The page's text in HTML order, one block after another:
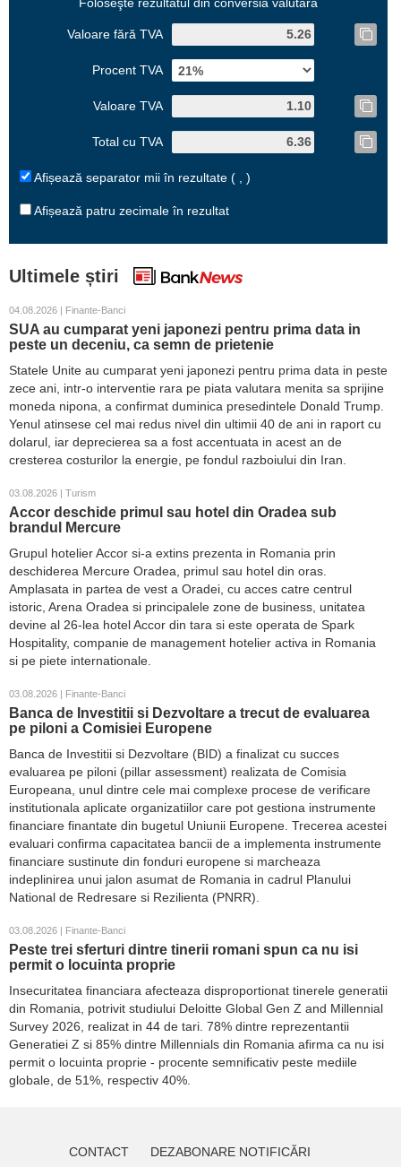
Valoare fără TVA
Procent TVA
Valoare TVA
Total cu TVA
Afișează separator mii în rezultate ( , )
Afișează patru zecimale în rezultat
Ultimele știri
04.08.2026 | Finante-Banci
SUA au cumparat yeni japonezi pentru prima data in
peste un deceniu, ca semn de prietenie
Statele Unite au cumparat yeni japonezi pentru prima data in peste
zece ani, intr-o interventie rara pe piata valutara menita sa sprijine
moneda nipona, a confirmat duminica presedintele Donald Trump.
Yenul atinsese cel mai redus nivel din ultimii 40 de ani in raport cu
dolarul, iar deprecierea sa a fost accentuata in acest an de
cresterea costurilor la energie, pe fondul razboiului din Iran.
03.08.2026 | Turism
Accor deschide primul sau hotel din Oradea sub
brandul Mercure
Grupul hotelier Accor si-a extins prezenta in Romania prin
deschiderea Mercure Oradea, primul sau hotel din oras.
Amplasata in partea de vest a Oradei, cu acces catre centrul
istoric, Arena Oradea si principalele zone de business, unitatea
devine al 26-lea hotel Accor din tara si este operata de Spark
Hospitality, companie de management hotelier activa in Romania
si pe piete internationale.
03.08.2026 | Finante-Banci
Banca de Investitii si Dezvoltare a trecut de evaluarea
pe piloni a Comisiei Europene
Banca de Investitii si Dezvoltare (BID) a finalizat cu succes
evaluarea pe piloni (pillar assessment) realizata de Comisia
Europeana, unul dintre cele mai complexe procese de verificare
institutionala aplicate organizatiilor care pot gestiona instrumente
financiare finantate din bugetul Uniunii Europene. Trecerea acestei
evaluari confirma capacitatea bancii de a implementa instrumente
financiare sustinute din fonduri europene si marcheaza
indeplinirea unui jalon asumat de Romania in cadrul Planului
National de Redresare si Rezilienta (PNRR).
03.08.2026 | Finante-Banci
Peste trei sferturi dintre tinerii romani spun ca nu isi
permit o locuinta proprie
Insecuritatea financiara afecteaza disproportionat tinerele generatii
din Romania, potrivit studiului Deloitte Global Gen Z and Millennial
Survey 2026, realizat in 44 de tari. 78% dintre reprezentantii
Generatiei Z si 85% dintre Millennials din Romania afirma ca nu isi
permit o locuinta proprie - procente semnificativ peste mediile
globale, de 51%, respectiv 40%.
CONTACT DEZABONARE NOTIFICĂRI